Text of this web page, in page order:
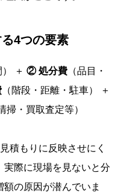
4つの要素
） ＋ ② 処分費 （品目・
（階段・距離・駐車） ＋
掃・買取査定等）
積もりに反映させにく
際に現場を見ないと分
の原因が潜んでいま